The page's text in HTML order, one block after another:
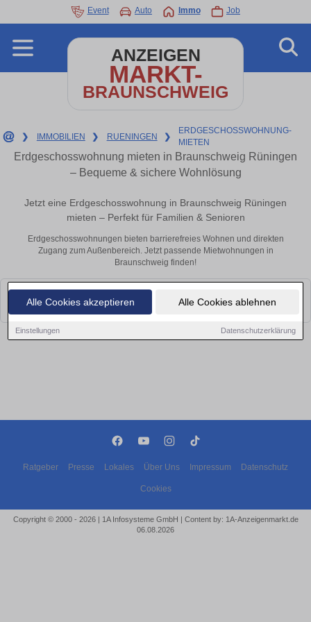
Alle Cookies akzeptieren Alle Cookies ablehnen
Einstellungen Datenschutzerklärung
Event Auto Immo Job
ANZEIGEN
MARKT-
BRAUNSCHWEIG
❯ IMMOBILIEN ❯ RUENINGEN ❯
ERDGESCHOSSWOHNUNG-
MIETEN
Erdgeschosswohnung mieten in Braunschweig Rüningen
– Bequeme & sichere Wohnlösung
Jetzt eine Erdgeschosswohnung in Braunschweig Rüningen
mieten – Perfekt für Familien & Senioren
Erdgeschosswohnungen bieten barrierefreies Wohnen und direkten
Zugang zum Außenbereich. Jetzt passende Mietwohnungen in
Braunschweig finden!
Leider konnten wir derzeit keine passenden Objekte finden. Schauen Sie
bald wieder vorbei!
Ratgeber Presse Lokales Über Uns Impressum Datenschutz
Cookies
Copyright © 2000 - 2026 | 1A Infosysteme GmbH | Content by: 1A-Anzeigenmarkt.de
06.08.2026